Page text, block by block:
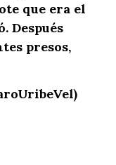
que era el
Después
presos,